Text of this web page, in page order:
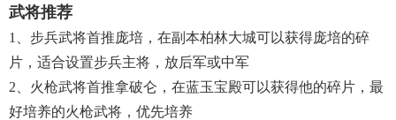
武将推荐
1、步兵武将首推庞培，在副本柏林大城可以获得庞培的碎
片，适合设置步兵主将，放后军或中军
2、火枪武将首推拿破仑，在蓝玉宝殿可以获得他的碎片，最
好培养的火枪武将，优先培养